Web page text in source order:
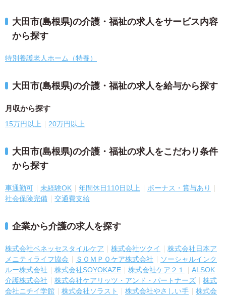
大田市(島根県)の介護・福祉の求人をサービス内容
から探す
特別養護老人ホーム（特養）
大田市(島根県)の介護・福祉の求人を給与から探す
月収から探す
15万円以上 20万円以上
大田市(島根県)の介護・福祉の求人をこだわり条件
から探す
車通勤可 未経験OK 年間休日110日以上
ボーナス・賞与あり
社会保険完備
交通費支給
企業から介護の求人を探す
株式会社ベネッセスタイルケア 株式会社ツクイ
株式会社日本ア
メニティライフ協会
ＳＯＭＰＯケア株式会社
ソーシャルインク
ルー株式会社
株式会社SOYOKAZE 株式会社ケア２１
ALSOK
介護株式会社
株式会社ケアリッツ・アンド・パートナーズ
株式
会社ニチイ学館
株式会社ソラスト 株式会社やさしい手
株式会